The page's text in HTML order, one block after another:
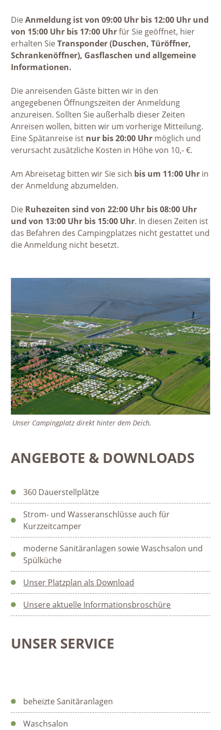
DieAnmeldung ist von 09:00 Uhr bis 12:00 Uhr und
von 15:00 Uhr bis 17:00 Uhrfür Sie geöffnet, hier
erhalten SieTransponder (Duschen, Türöffner,
Schrankenöffner), Gasflaschen und allgemeine
Informationen.
Die anreisenden Gäste bitten wir in den
angegebenen Öffnungszeiten der Anmeldung
anzureisen. Sollten Sie außerhalb dieser Zeiten
Anreisen wollen, bitten wir um vorherige Mitteilung.
Eine Spätanreise ist nur bis 20:00 Uhr möglich und
verursacht zusätzliche Kosten in Höhe von 10,- €.
Am Abreisetag bitten wir Sie sich bis um 11:00 Uhr in
der Anmeldung abzumelden.
Die Ruhezeiten sind von 22:00 Uhr bis 08:00 Uhr
und von 13:00 Uhr bis 15:00 Uhr. In diesen Zeiten ist
das Befahren des Campingplatzes nicht gestattet und
die Anmeldung nicht besetzt.
Unser Campingplatz direkt hinter dem Deich.
ANGEBOTE & DOWNLOADS
360 Dauerstellplätze
Strom- und Wasseranschlüsse auch für
Kurzzeitcamper
moderne Sanitäranlagen sowie Waschsalon und
Spülküche
Unser Platzplan als Download
Unsere aktuelle Informationsbroschüre
UNSER SERVICE
beheizte Sanitäranlagen
Waschsalon